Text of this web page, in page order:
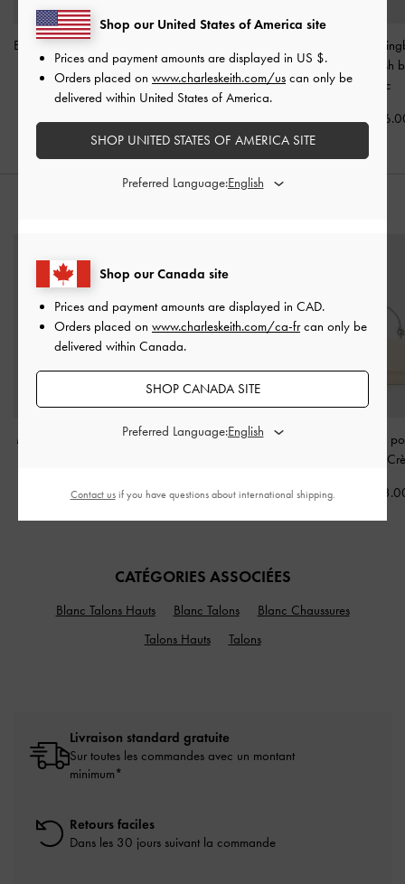
Escarpins slingback Tayari
en mesh brodé- Blanc
CAD176.00
avec nœud en polyester
recyclé Jessy-Blanc
CAD156.00
Ballerines
Tayari en mesh
Blanc
Mini sac Albany en mesh
CAD193.00
Sac d'épaule Reese à
Portefeuille à
CATÉGORIES ASSOCIÉES
Blanc Talons Hauts Blanc Talons
Blanc Chaussures
Talons Hauts
Talons
Livraison standard gratuite
Sur toutes les commandes avec un montant
minimum*
Retours faciles
Dans les 30 jours suivant la commande
Shop our Canada site
Prices and payment amounts are displayed in CAD.
Orders placed on www.charleskeith.com/ca-frcan only be
delivered within Canada.
SHOP CANADA SITE
Preferred Language:
Shop our United States of America site
Prices and payment amounts are displayed in US $.
Orders placed on www.charleskeith.com/us can only be
delivered within United States of America.
SHOP UNITED STATES OF AMERICA SITE
Preferred Language:
Contact usif you have questions about international shipping.